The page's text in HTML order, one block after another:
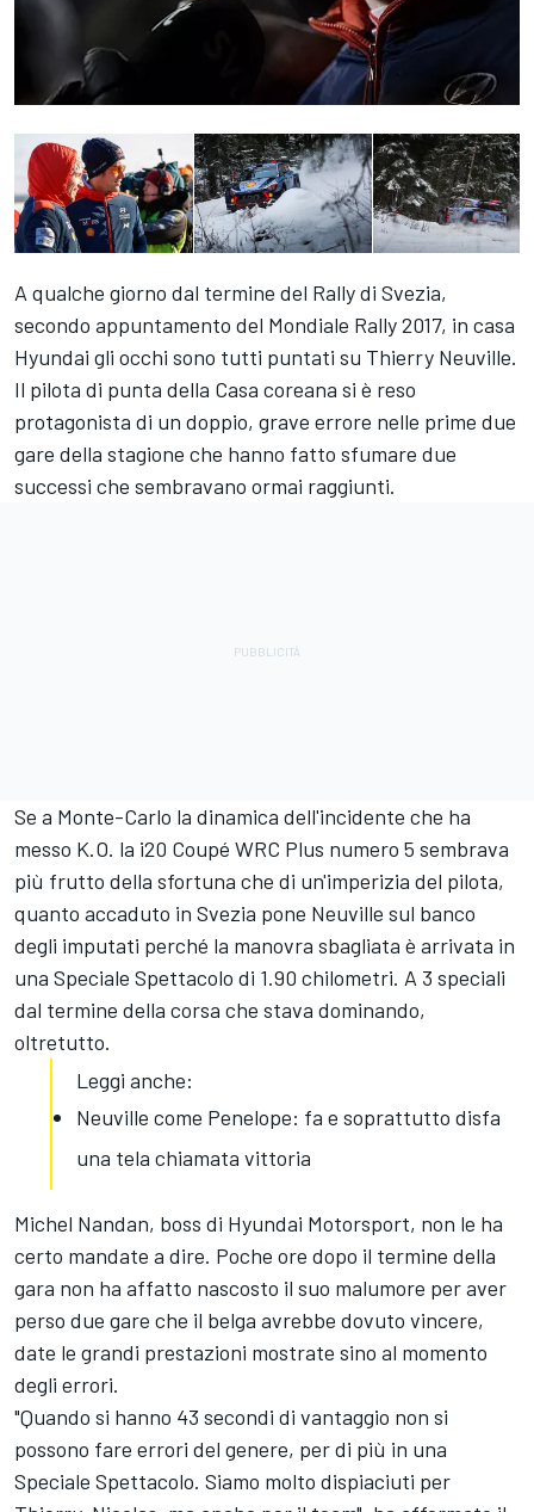
A qualche giorno dal termine del Rally di Svezia,
secondo appuntamento del Mondiale Rally 2017, in casa
Hyundai gli occhi sono tutti puntati su Thierry Neuville.
Il pilota di punta della Casa coreana si è reso
protagonista di un doppio, grave errore nelle prime due
gare della stagione che hanno fatto sfumare due
successi che sembravano ormai raggiunti.
Se a Monte-Carlo la dinamica dell'incidente che ha
messo K.O. la i20 Coupé WRC Plus numero 5 sembrava
più frutto della sfortuna che di un'imperizia del pilota,
quanto accaduto in Svezia pone Neuville sul banco
degli imputati perché la manovra sbagliata è arrivata in
una Speciale Spettacolo di 1.90 chilometri. A 3 speciali
dal termine della corsa che stava dominando,
oltretutto.
Leggi anche:
Neuville come Penelope: fa e soprattutto disfa
una tela chiamata vittoria
Michel Nandan, boss di Hyundai Motorsport, non le ha
certo mandate a dire. Poche ore dopo il termine della
gara non ha affatto nascosto il suo malumore per aver
perso due gare che il belga avrebbe dovuto vincere,
date le grandi prestazioni mostrate sino al momento
degli errori.
"Quando si hanno 43 secondi di vantaggio non si
possono fare errori del genere, per di più in una
Speciale Spettacolo. Siamo molto dispiaciuti per